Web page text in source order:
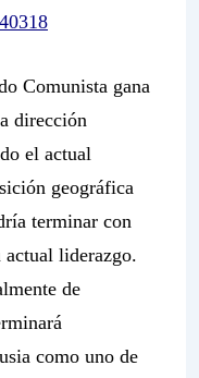
Comunista gana
dirección
el actual
geográfica
terminar con
actual liderazgo.
de
como uno de